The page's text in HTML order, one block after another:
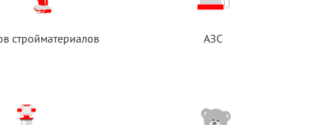
стройматериалов АЗС